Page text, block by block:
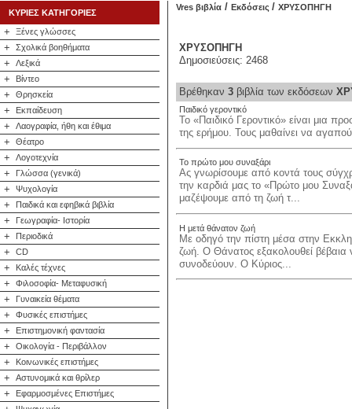
ΚΥΡΙΕΣ ΚΑΤΗΓΟΡΙΕΣ
+ Ξένες γλώσσες
+ Σχολικά βοηθήματα
+ Λεξικά
+ Βίντεο
+ Θρησκεία
+ Εκπαίδευση
+ Λαογραφία, ήθη και έθιμα
+ Θέατρο
+ Λογοτεχνία
+ Γλώσσα (γενικά)
+ Ψυχολογία
+ Παιδικά και εφηβικά βιβλία
+ Γεωγραφία- Ιστορία
+ Περιοδικά
+ CD
+ Καλές τέχνες
+ Φιλοσοφία- Μεταφυσική
+ Γυναικεία θέματα
+ Φυσικές επιστήμες
+ Επιστημονική φαντασία
+ Οικολογία - Περιβάλλον
+ Κοινωνικές επιστήμες
+ Αστυνομικά και θρίλερ
+ Εφαρμοσμένες Επιστήμες
Vres βιβλία / Εκδόσεις / ΧΡΥΣΟΠΗΓΗ
ΧΡΥΣΟΠΗΓΗ
Δημοσιεύσεις: 2468
Βρέθηκαν 3 βιβλία των εκδόσεων
Παιδικό γεροντικό
Το «Παιδικό Γεροντικό» είναι μια
της ερήμου. Τους μαθαίνει να
Το πρώτο μου συναξάρι
Ας γνωρίσουμε από κοντά τους
την καρδιά μας το «Πρώτο μου
μαζέψουμε από τη ζωή τ...
Η μετά θάνατον ζωή
Με οδηγό την πίστη μέσα στην
ζωή. Ο Θάνατος εξακολουθεί βέβαια
συνοδεύουν. Ο Κύριος...